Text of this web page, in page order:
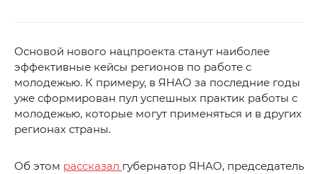
Основой нового нацпроекта станут наиболее
эффективные кейсы регионов по работе с
молодежью. К примеру, в ЯНАО за последние годы
уже сформирован пул успешных практик работы с
молодежью, которые могут применяться и в других
регионах страны.
Об этом рассказал губернатор ЯНАО, председатель